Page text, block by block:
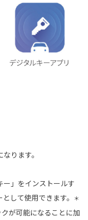
ります。
ー」をインストールす
して使用できます。
＊
が可能になることに加